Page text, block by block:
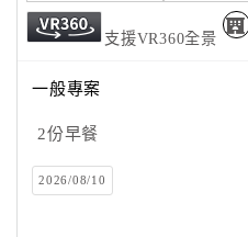
支援VR360全景
一般專案
2份早餐
2026/08/10